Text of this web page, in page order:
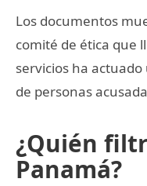
Los documentos
comité de ética que
servicios ha
de personas
¿Quién
Panamá?